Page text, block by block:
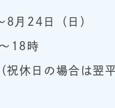
8月24日（日）
18時
祝休日の場合は翌平